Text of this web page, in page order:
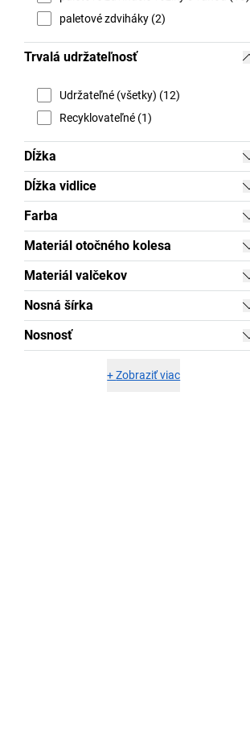
paletové zdviháky (2)
Trvalá udržateľnosť
Udržateľné (všetky) (12)
Recyklovateľné (1)
Dĺžka
Dĺžka vidlice
Farba
Materiál otočného kolesa
Materiál valčekov
Nosná šírka
Nosnosť
+Zobraziť viac